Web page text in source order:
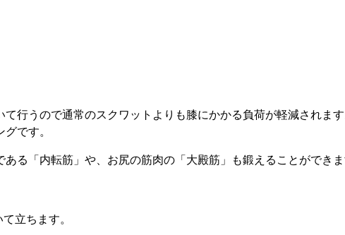
て行うので通常のスクワットよりも膝にかかる負荷が軽減されま
です。
る「内転筋」や、お尻の筋肉の「大殿筋」も鍛えることができま
立ちます。